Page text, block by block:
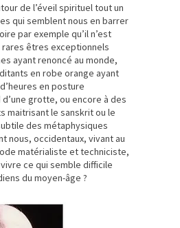
de l’éveil spirituel tout un
qui semblent nous en barrer
par exemple qu’il n’est
rares êtres exceptionnels
ayant renoncé au monde,
en robe orange ayant
en posture
grotte, ou encore à des
maitrisant le sanskrit ou le
des métaphysiques
nous, occidentaux, vivant au
matérialiste et techniciste,
ce qui semble difficile
du moyen-âge ?